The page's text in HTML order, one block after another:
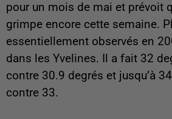
pour un mois de mai et prévoit
grimpe encore cette semaine.
essentiellement observés en
dans les Yvelines. Il a fait 32
contre 30.9 degrés et jusqu’à
contre 33.